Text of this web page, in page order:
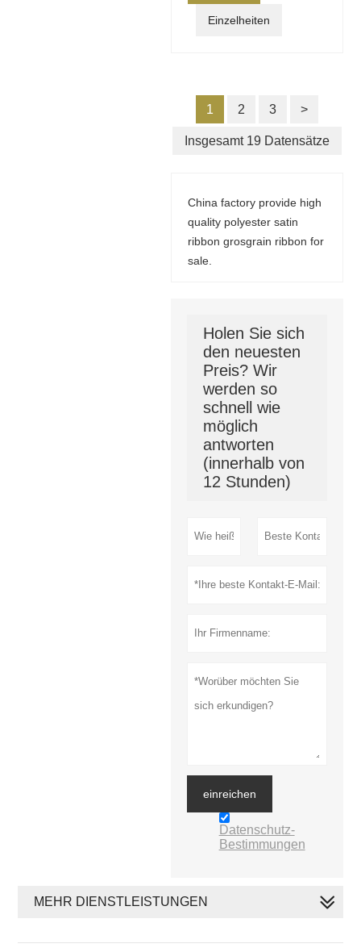
Einzelheiten
1 2 3 >
Insgesamt 19 Datensätze
China factory provide high
quality polyester satin
ribbon grosgrain ribbon for
sale.
Holen Sie sich
den neuesten
Preis? Wir
werden so
schnell wie
möglich
antworten
(innerhalb von
12 Stunden)
einreichen
Datenschutz-
Bestimmungen
MEHR DIENSTLEISTUNGEN